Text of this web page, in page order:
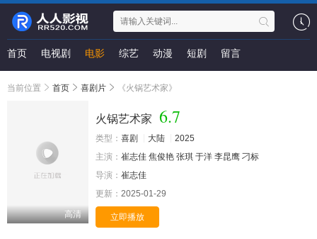
首页 电视剧 电影 综艺 动漫 短剧 留言
当前位置 首页 喜剧片 《火锅艺术家》
高清
火锅艺术家 6.7
类型： 喜剧 大陆
2025
主演： 崔志佳 焦俊艳 张琪 于洋 李昆鹰 刁标
导演： 崔志佳
更新： 2025-01-29
立即播放